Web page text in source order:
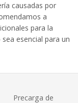
causadas por
a
para la
esencial para un
Precarga de